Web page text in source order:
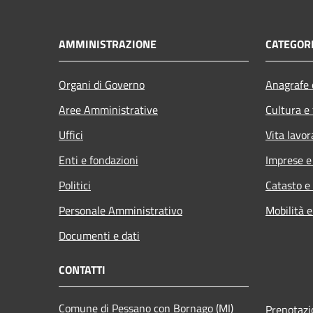
AMMINISTRAZIONE
Organi di Governo
Aree Amministrative
Uffici
Enti e fondazioni
Politici
Personale Amministrativo
Documenti e dati
Cultura
Vita
Imprese
Catasto
Mobilità
CONTATTI
Comune di Pessano con Bornago (MI)